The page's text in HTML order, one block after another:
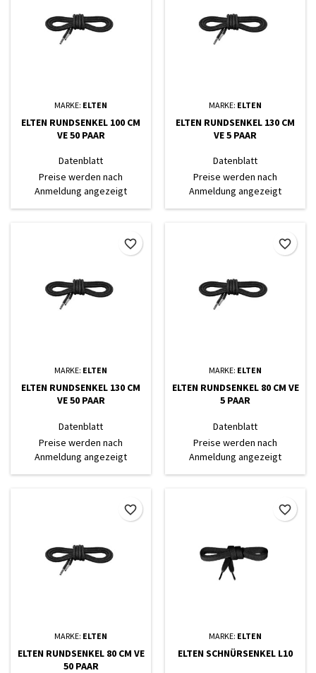
MARKE: ELTEN
ELTEN RUNDSENKEL 100 CM
VE 50 PAAR
Datenblatt
Preise werden nach
Anmeldung angezeigt
MARKE: ELTEN
ELTEN RUNDSENKEL 130 CM
VE 5 PAAR
Datenblatt
Preise werden nach
Anmeldung angezeigt
MARKE: ELTEN
ELTEN RUNDSENKEL 130 CM
VE 50 PAAR
Datenblatt
Preise werden nach
Anmeldung angezeigt
favorite_border
MARKE: ELTEN
ELTEN RUNDSENKEL 80 CM VE
5 PAAR
Datenblatt
Preise werden nach
Anmeldung angezeigt
favorite_border
MARKE: ELTEN
ELTEN RUNDSENKEL 80 CM VE
50 PAAR
favorite_border
MARKE: ELTEN
ELTEN SCHNÜRSENKEL L10
favorite_border